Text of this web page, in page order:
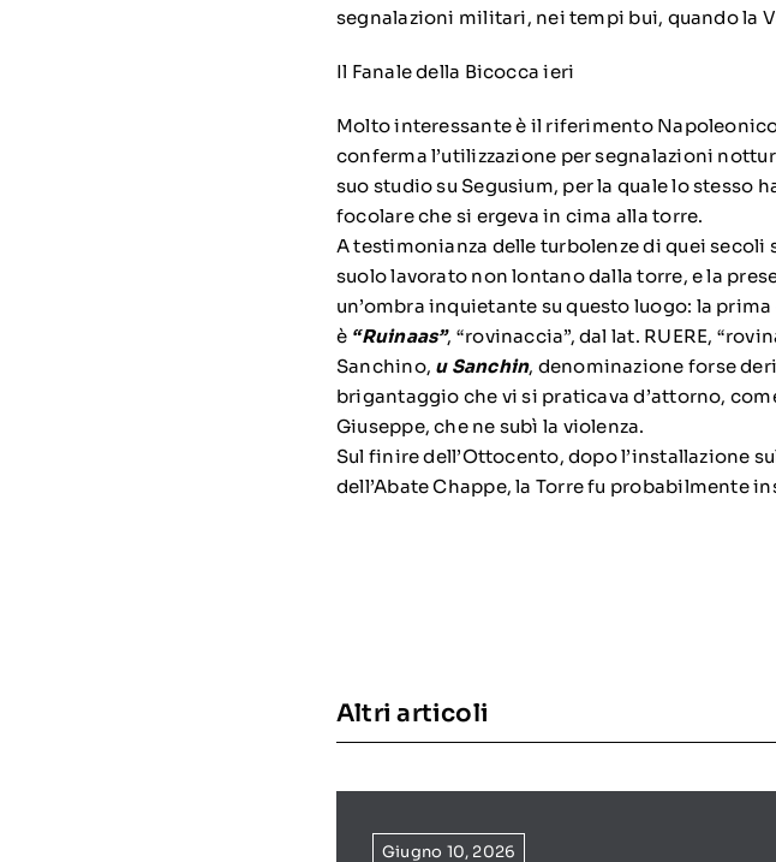
segnalazioni militari, nei tempi bui, quando la
Il Fanale della Bicocca ieri
Molto interessante è il riferimento
conferma l’utilizzazione per segnalazioni
suo studio su Segusium, per la quale lo stesso
focolare che si ergeva in cima alla torre.
A testimonianza delle turbolenze di quei secoli
suolo lavorato non lontano dalla torre, e la
un’ombra inquietante su questo luogo: la prima
è “Ruinaas”, “rovinaccia”, dal lat. RUERE,
Sanchino, u Sanchin, denominazione forse
brigantaggio che vi si praticava d’attorno,
Giuseppe, che ne subì la violenza.
Sul finire dell’Ottocento, dopo l’installazione
dell’Abate Chappe, la Torre fu probabilmente
Altri articoli
Giugno 10, 2026